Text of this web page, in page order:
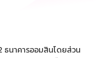
นาคารออมสินโดยส่วน